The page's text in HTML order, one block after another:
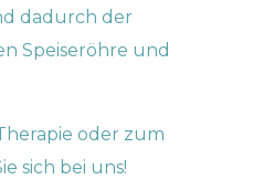
dadurch der
Speiseröhre und
oder zum
sich bei uns!